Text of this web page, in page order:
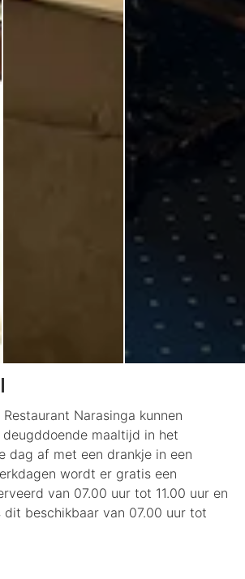
Narasinga kunnen
maaltijd in het
dag af met een drankje in een
wordt er gratis een
van 07.00 uur tot 11.00 uur en
dit beschikbaar van 07.00 uur tot